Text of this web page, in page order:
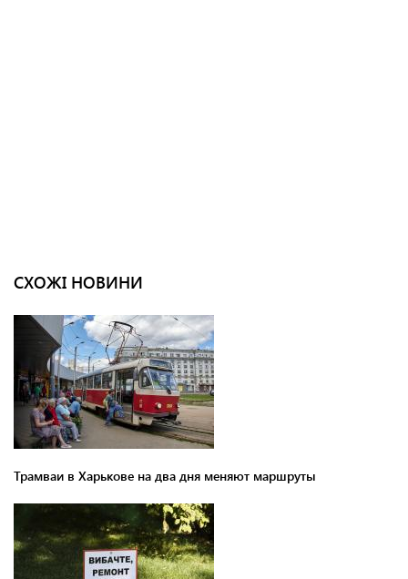
СХОЖІ НОВИНИ
Трамваи в Харькове на два дня меняют маршруты